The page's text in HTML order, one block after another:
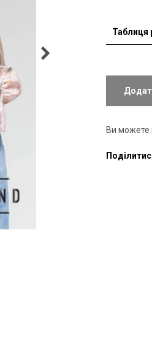
Таблиця
Ви можете